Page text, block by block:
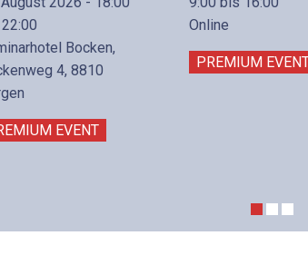
Bocken,
4, 8810
EVENT
Online
PREMIUM